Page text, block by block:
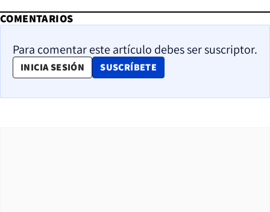
COMENTARIOS
Para comentar este artículo debes ser suscriptor.
INICIA SESIÓN SUSCRÍBETE
OPENS IN NEW WINDOW